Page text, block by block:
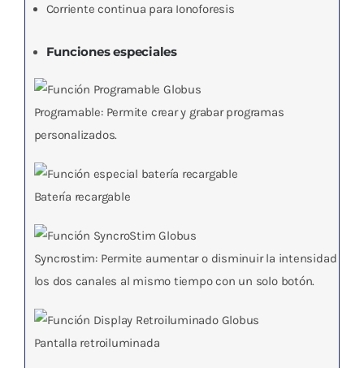
Corriente continua para Ionoforesis
Funciones especiales
Programable: Permite crear y grabar programas
personalizados.
Batería recargable
Syncrostim: Permite aumentar o disminuir la intensidad en
los dos canales al mismo tiempo con un solo botón.
Pantalla retroiluminada